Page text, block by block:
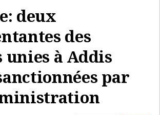
deux
des
unies à Addis
par